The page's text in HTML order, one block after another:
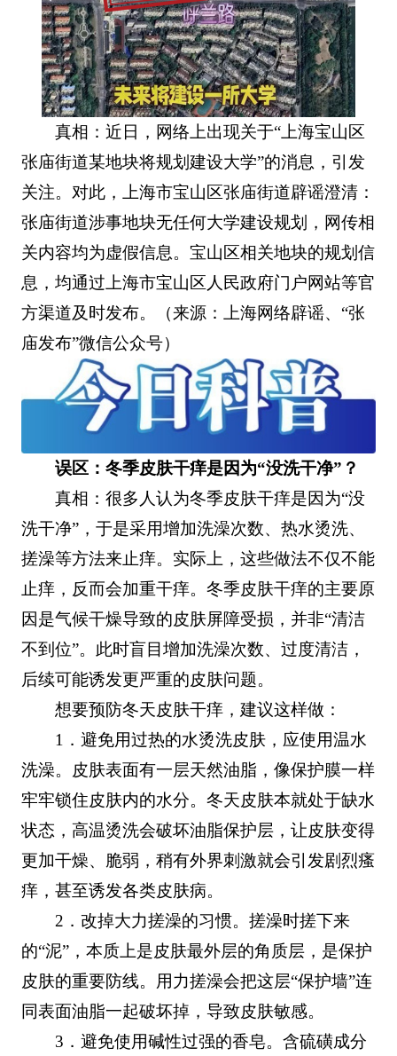
真相：近日，网络上出现关于“上海宝山区
张庙街道某地块将规划建设大学”的消息，引发
关注。对此，上海市宝山区张庙街道辟谣澄清：
张庙街道涉事地块无任何大学建设规划，网传相
关内容均为虚假信息。宝山区相关地块的规划信
息，均通过上海市宝山区人民政府门户网站等官
方渠道及时发布。（来源：上海网络辟谣、“张
庙发布”微信公众号）
误区：冬季皮肤干痒是因为“没洗干净”？
真相：很多人认为冬季皮肤干痒是因为“没
洗干净”，于是采用增加洗澡次数、热水烫洗、
搓澡等方法来止痒。实际上，这些做法不仅不能
止痒，反而会加重干痒。冬季皮肤干痒的主要原
因是气候干燥导致的皮肤屏障受损，并非“清洁
不到位”。此时盲目增加洗澡次数、过度清洁，
后续可能诱发更严重的皮肤问题。
想要预防冬天皮肤干痒，建议这样做：
1．避免用过热的水烫洗皮肤，应使用温水
洗澡。皮肤表面有一层天然油脂，像保护膜一样
牢牢锁住皮肤内的水分。冬天皮肤本就处于缺水
状态，高温烫洗会破坏油脂保护层，让皮肤变得
更加干燥、脆弱，稍有外界刺激就会引发剧烈瘙
痒，甚至诱发各类皮肤病。
2．改掉大力搓澡的习惯。搓澡时搓下来
的“泥”，本质上是皮肤最外层的角质层，是保护
皮肤的重要防线。用力搓澡会把这层“保护墙”连
同表面油脂一起破坏掉，导致皮肤敏感。
3．避免使用碱性过强的香皂。含硫磺成分